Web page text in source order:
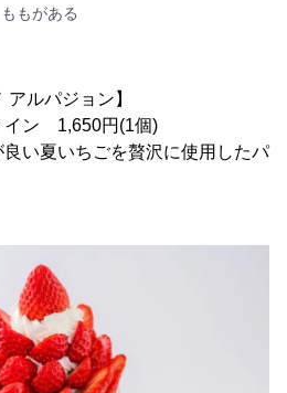
ももがある
ルパジョン】
ン 1,650円(1個)
い夏いちごを贅沢に使用したパ